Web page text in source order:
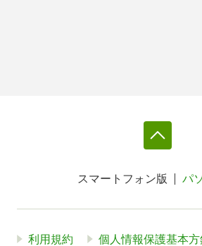
スマートフォン版 パ
利用規約 個人情報保護基本方